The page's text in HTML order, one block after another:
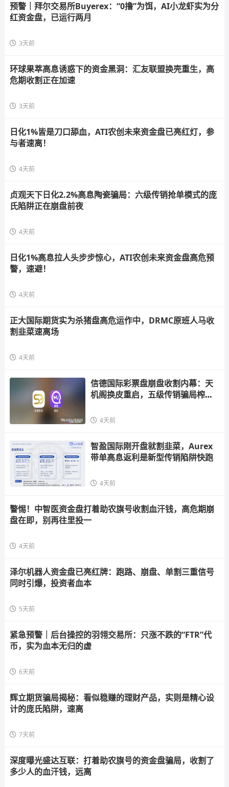
预警｜拜尔交易所Buyerex：“0撸”为饵，AI小龙虾实为分
红资金盘，已运行两月
3天前
环球果萃高息诱惑下的资金黑洞：汇友联盟换壳重生，高
危期收割正在加速
3天前
日化1%皆是刀口舔血，ATI农创未来资金盘已亮红灯，参
与者速离！
4天前
贞观天下日化2.2%高息陶瓷骗局：六级传销抢单模式的庞
氏陷阱正在崩盘前夜
4天前
日化1%高息拉人头步步惊心，ATI农创未来资金盘高危预
警，速避！
4天前
正大国际期货实为杀猪盘高危运作中，DRMC原班人马收
割韭菜速离场
4天前
信德国际彩票盘崩盘收割内幕：天
机阁换皮重启，五级传销骗局榨干
4天前
智盈国际刚开盘就割韭菜，Aurex
带单高息返利是新型传销陷阱快跑
4天前
警惕！中智医资金盘打着助农旗号收割血汗钱，高危期崩
盘在即，别再往里投一
4天前
泽尔机器人资金盘已亮红牌：跑路、崩盘、单割三重信号
同时引爆，投资者血本
5天前
紧急预警｜后台操控的羽翎交易所：只涨不跌的“FTR”代
币，实为血本无归的虚
6天前
辉立期货骗局揭秘：看似稳赚的理财产品，实则是精心设
计的庞氏陷阱，速离
7天前
深度曝光盛达互联：打着助农旗号的资金盘骗局，收割了
多少人的血汗钱，远离